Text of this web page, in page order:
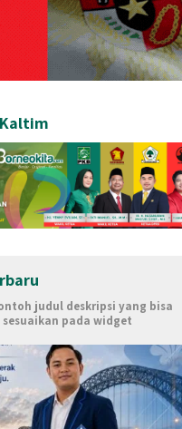
Kaltim
judul deskripsi yang bisa
pada widget